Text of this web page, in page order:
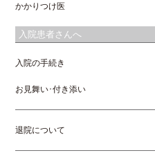
かかりつけ医
入院患者さんへ
入院の手続き
お見舞い･付き添い
退院について